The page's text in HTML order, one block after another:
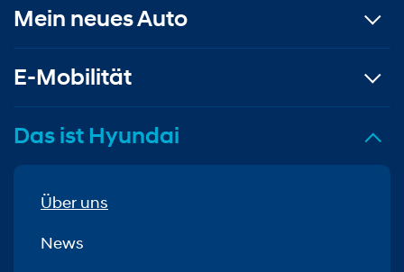
Mein neues Auto
E-Mobilität
Das ist Hyundai
Über uns
News